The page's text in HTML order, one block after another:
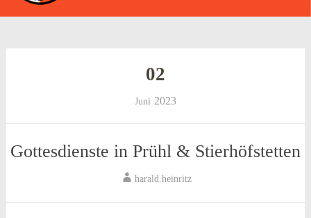
02
Juni 2023
Gottesdienste in Prühl & Stierhöfstetten
harald.heinritz